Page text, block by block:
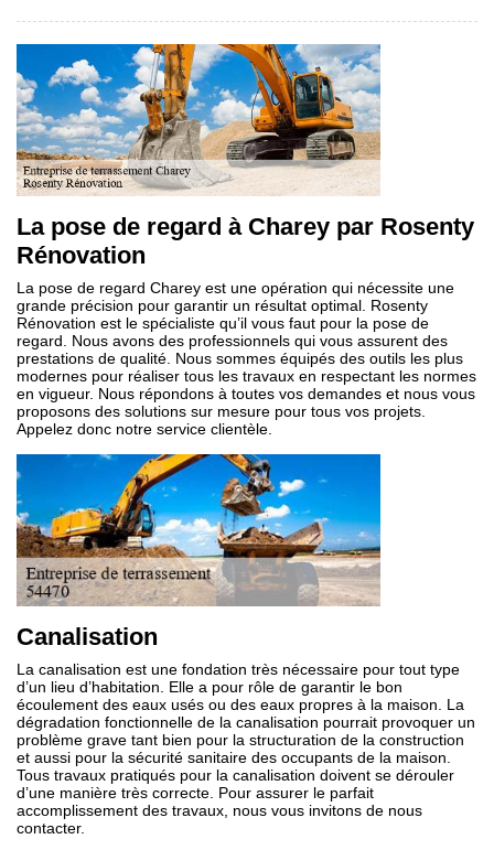
La pose de regard à Charey par Rosenty
Rénovation
La pose de regard Charey est une opération qui nécessite une
grande précision pour garantir un résultat optimal. Rosenty
Rénovation est le spécialiste qu’il vous faut pour la pose de
regard. Nous avons des professionnels qui vous assurent des
prestations de qualité. Nous sommes équipés des outils les plus
modernes pour réaliser tous les travaux en respectant les normes
en vigueur. Nous répondons à toutes vos demandes et nous vous
proposons des solutions sur mesure pour tous vos projets.
Appelez donc notre service clientèle.
Canalisation
La canalisation est une fondation très nécessaire pour tout type
d’un lieu d’habitation. Elle a pour rôle de garantir le bon
écoulement des eaux usés ou des eaux propres à la maison. La
dégradation fonctionnelle de la canalisation pourrait provoquer un
problème grave tant bien pour la structuration de la construction
et aussi pour la sécurité sanitaire des occupants de la maison.
Tous travaux pratiqués pour la canalisation doivent se dérouler
d’une manière très correcte. Pour assurer le parfait
accomplissement des travaux, nous vous invitons de nous
contacter.